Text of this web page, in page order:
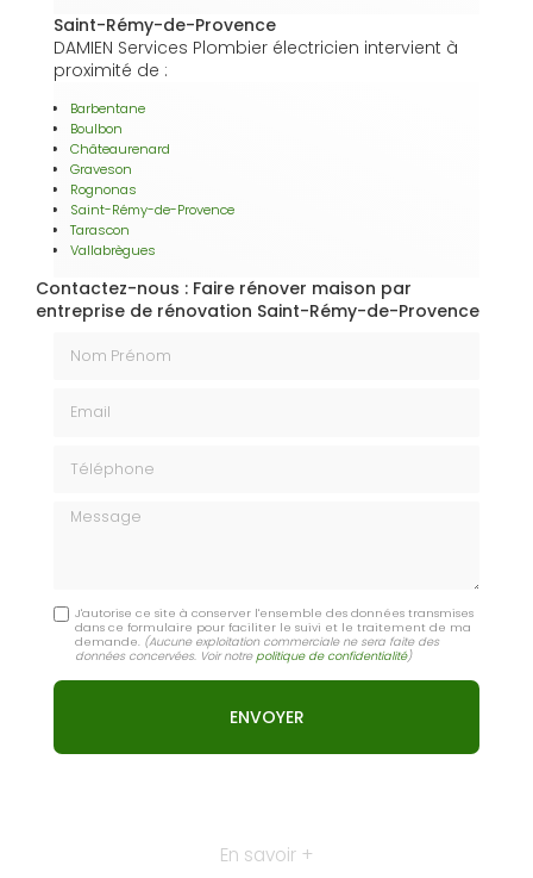
Saint-Rémy-de-Provence
DAMIEN Services Plombier électricien intervient à
proximité de :
Barbentane
Boulbon
Châteaurenard
Graveson
Rognonas
Saint-Rémy-de-Provence
Tarascon
Vallabrègues
Contactez-nous : Faire rénover maison par
entreprise de rénovation Saint-Rémy-de-Provence
Message
J'autorise ce site à conserver l'ensemble des données transmises
dans ce formulaire pour faciliter le suivi et le traitement de ma
demande. (Aucune exploitation commerciale ne sera faite des
données concervées. Voir notrepolitique de confidentialité)
En savoir +